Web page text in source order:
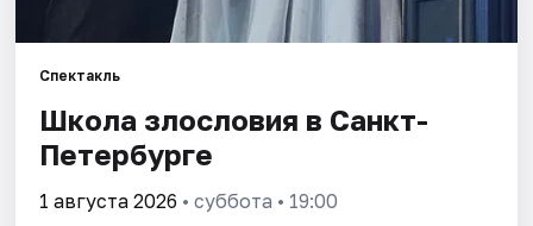
Спектакль
Школа злословия в Санкт-
Петербурге
1 августа 2026 • суббота • 19:00